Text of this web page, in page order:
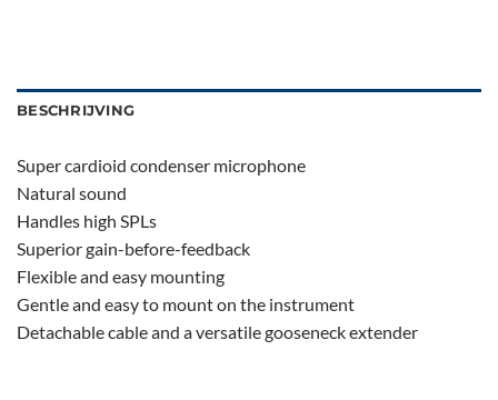
BESCHRIJVING
Super cardioid condenser microphone
Natural sound
Handles high SPLs
Superior gain-before-feedback
Flexible and easy mounting
Gentle and easy to mount on the instrument
Detachable cable and a versatile gooseneck extender